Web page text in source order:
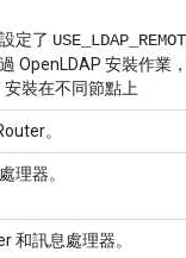
定了
OpenLDAP 安裝作業
安裝在不同節點上
。
理器。
和訊息處理器。